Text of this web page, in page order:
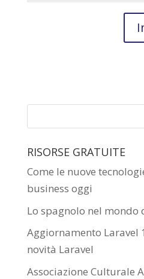
RISORSE GRATUITE
Come le nuove
business oggi
Lo spagnolo nel mondo
Aggiornamento Laravel
novità Laravel
Associazione Culturale